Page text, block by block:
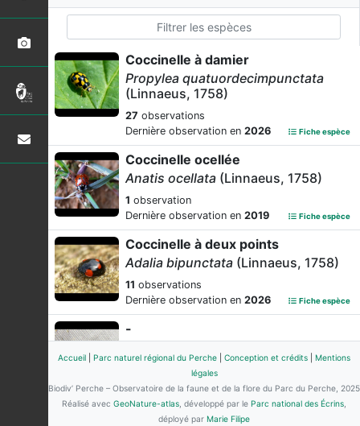
Coccinelle à damier
Propylea quatuordecimpunctata
(Linnaeus, 1758)
27 observations
Dernière observation en 2026 Fiche espèce
Coccinelle ocellée
Anatis ocellata (Linnaeus, 1758)
1 observation
Dernière observation en 2019 Fiche espèce
Coccinelle à deux points
Adalia bipunctata (Linnaeus, 1758)
11 observations
Dernière observation en 2026 Fiche espèce
-
observations
Dernière observation en2026 Fiche espèce
Coccinelle zébrée
Accueil Parc naturel régional du Perche Conception et crédits
Mentions
légales
Biodiv’ Perche – Observatoire de la faune et de la flore du Parc du Perche, 2025
Réalisé avec GeoNature-atlas , développé par le Parc national des Écrins
déployé par Marie Filipe